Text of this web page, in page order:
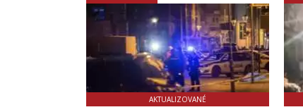
AKTUALIZOVANÉ